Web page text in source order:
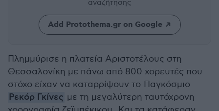
αναζήτησης
Add Protothema.gr on Google
Πλημμύρισε η πλατεία Αριστοτέλους στη
Θεσσαλονίκη με πάνω από 800 χορευτές που
στόχο είχαν να καταρρίψουν το Παγκόσμιο
Ρεκόρ Γκίνες με τη μεγαλύτερη ταυτόχρονη